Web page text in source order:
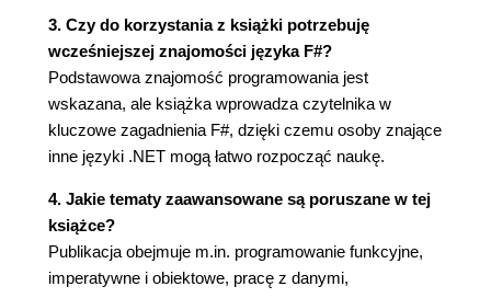
programowanie funkcyjne z efektami ubocznymi
(91)
Podsumowanie (95)
Rozdział 5. Typy w programowaniu funkcyjnym (97)
Przegląd wybranych prostych definicji typów (97)
Wprowadzenie do typów generycznych (102)
Pisanie kodu w wersji generycznej (110)
Więcej o typach różnego rodzaju (115)
Wprowadzenie do tworzenia typów pochodnych
(116)
3. Czy do korzystania z książki potrzebuję
wcześniejszej znajomości języka F#?
Podstawowa znajomość programowania jest
wskazana, ale książka wprowadza czytelnika w
kluczowe zagadnienia F#, dzięki czemu osoby znające
inne języki .NET mogą łatwo rozpocząć naukę.
4. Jakie tematy zaawansowane są poruszane w tej
książce?
Publikacja obejmuje m.in. programowanie funkcyjne,
imperatywne i obiektowe, pracę z danymi,